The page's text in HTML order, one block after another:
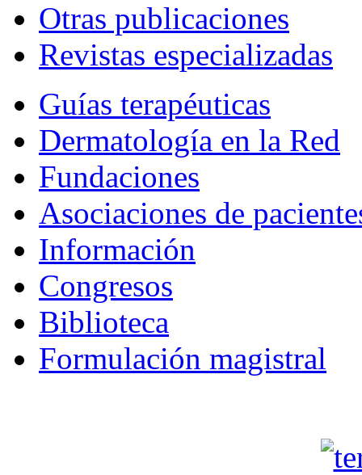
Otras publicaciones
Revistas especializadas
Guías terapéuticas
Dermatología en la Red
Fundaciones
Asociaciones de
Información
Congresos
Biblioteca
Formulación magistral